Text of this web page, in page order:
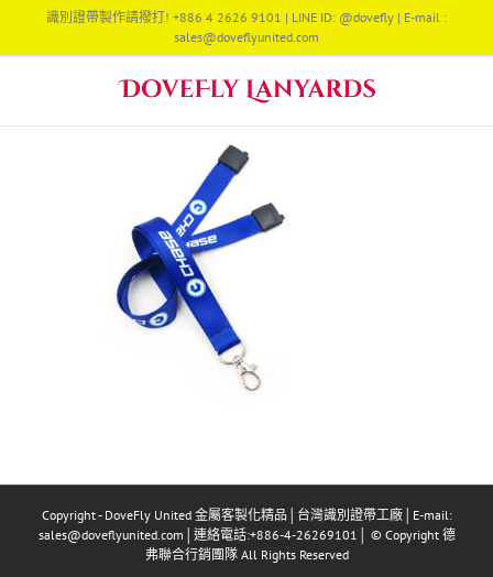
content
識別證帶製作請撥打! +886 4 2626 9101 | LINE ID: @dovefly | E-mail :
sales@doveflyunited.com
Copyright - DoveFly United 金屬客製化精品│台灣識別證帶工廠│E-mail:
sales@doveflyunited.com│連絡電話:+886-4-26269101│ © Copyright 德
弗聯合行銷團隊 All Rights Reserved